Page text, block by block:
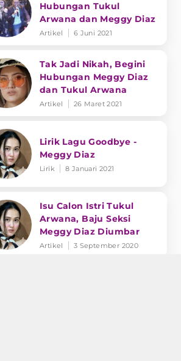
Hubungan Tukul
Arwana dan Meggy Diaz
Artikel 6 Juni 2021
Tak Jadi Nikah, Begini
Hubungan Meggy Diaz
dan Tukul Arwana
Artikel 26 Maret 2021
Lirik Lagu Goodbye -
Meggy Diaz
Lirik 8 Januari 2021
Isu Calon Istri Tukul
Arwana, Baju Seksi
Meggy Diaz Diumbar
Artikel 3 September 2020